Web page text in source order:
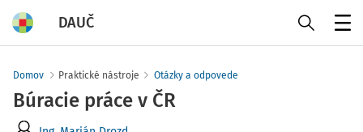
DAUČ
Domov Praktické nástroje Otázky a odpovede
Búracie práce v ČR